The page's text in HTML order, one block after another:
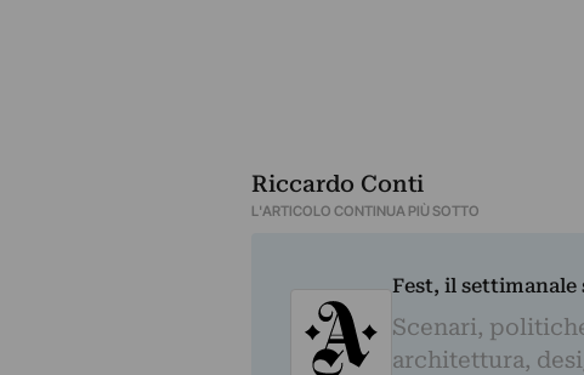
Riccardo Conti
L'ARTICOLO CONTINUA PIÙ SOTTO
Fest, il
Scenari,
architettura,